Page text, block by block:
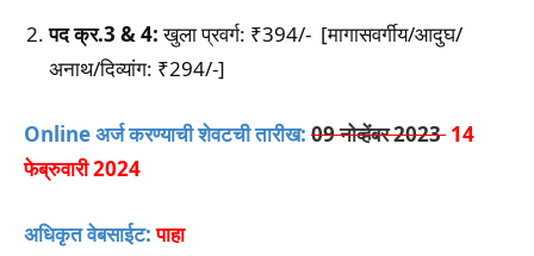
पद क्र.3 & 4:खुला प्रवर्ग: ₹394/- [मागासवर्गीय/आदुघ/
अनाथ/दिव्यांग: ₹294/-]
Online अर्ज करण्याची शेवटची तारीख: 09 नोव्हेंबर 2023 14
फेब्रुवारी 2024
अधिकृत वेबसाईट: पाहा